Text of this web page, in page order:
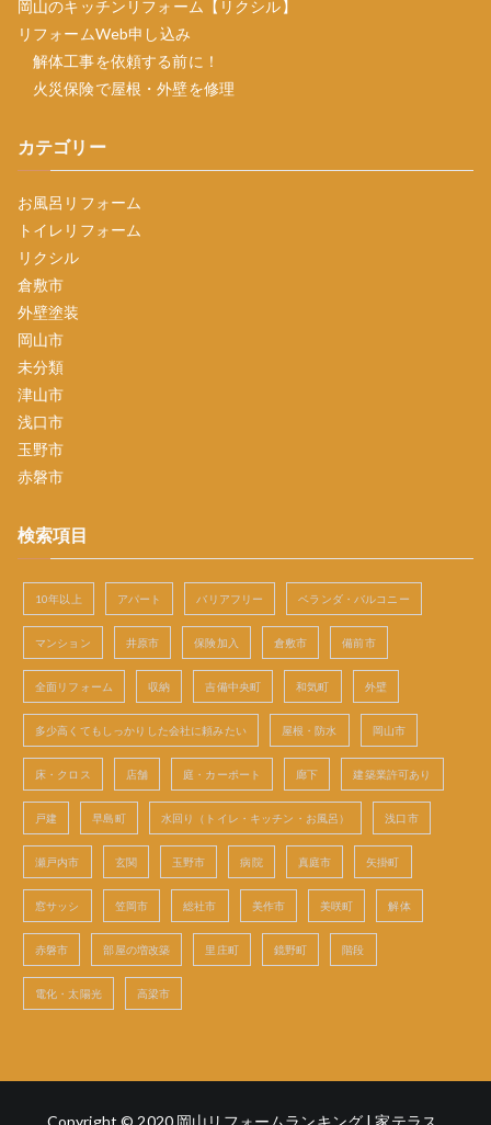
岡山のキッチンリフォーム【リクシル】
リフォームWeb申し込み
解体工事を依頼する前に！
火災保険で屋根・外壁を修理
カテゴリー
お風呂リフォーム
トイレリフォーム
リクシル
倉敷市
外壁塗装
岡山市
未分類
津山市
浅口市
玉野市
赤磐市
検索項目
10年以上 アパート バリアフリー ベランダ・バルコニー
マンション 井原市 保険加入 倉敷市 備前市
全面リフォーム 収納 吉備中央町 和気町 外壁
多少高くてもしっかりした会社に頼みたい 屋根・防水 岡山市
床・クロス 店舗 庭・カーポート 廊下 建築業許可あり
戸建 早島町 水回り（トイレ・キッチン・お風呂） 浅口市
瀬戸内市 玄関 玉野市 病院 真庭市 矢掛町
窓サッシ 笠岡市 総社市 美作市 美咲町 解体
赤磐市 部屋の増改築 里庄町 鏡野町 階段
電化・太陽光 高梁市
Copyright © 2020 岡山リフォームランキング | 家テラス